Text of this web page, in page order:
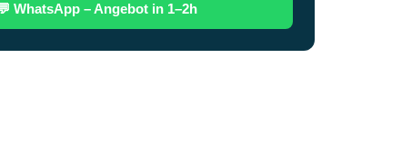
WhatsApp – Angebot in 1–2h